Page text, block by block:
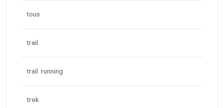
tous
trail
trail running
trek